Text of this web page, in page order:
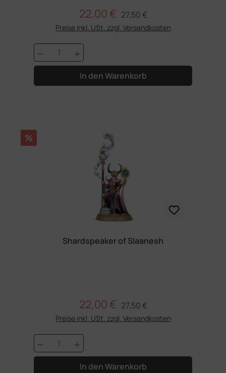
Verkaufspreis:
22,00 € Regulärer Preis:
27,50 €
Preise inkl. USt. zzgl. Versandkosten
Produkt Anzahl: Gib den
In den Warenkorb
Rabatt
%
Shardspeaker of Slaanesh
Verkaufspreis:
22,00 € Regulärer Preis:
27,50 €
Preise inkl. USt. zzgl. Versandkosten
Produkt Anzahl: Gib den
In den Warenkorb